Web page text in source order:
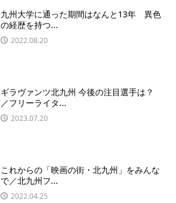
九州大学に通った期間はなんと13年 異色
の経歴を持つ...
2022.08.20
ギラヴァンツ北九州 今後の注目選手は？
／フリーライタ...
2023.07.20
これからの「映画の街・北九州」をみんな
で／北九州フ...
2022.04.25